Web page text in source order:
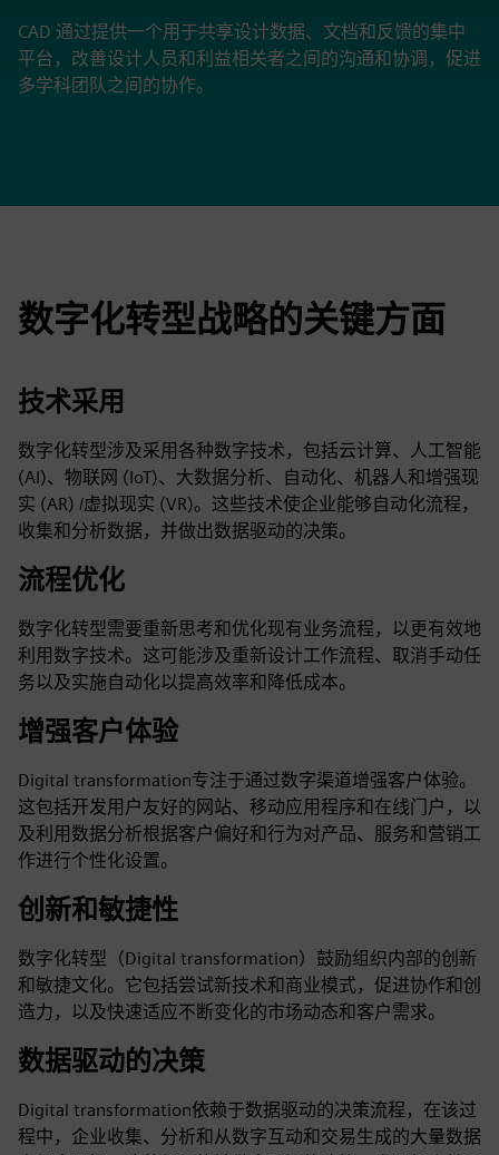
CAD 通过提供一个用于共享设计数据、文档和反馈的集中
平台，改善设计人员和利益相关者之间的沟通和协调，促进
多学科团队之间的协作。
数字化转型战略的关键方面
技术采用
数字化转型涉及采用各种数字技术，包括云计算、人工智能
(AI)、物联网 (IoT)、大数据分析、自动化、机器人和增强现
实 (AR) /虚拟现实 (VR)。这些技术使企业能够自动化流程，
收集和分析数据，并做出数据驱动的决策。
流程优化
数字化转型需要重新思考和优化现有业务流程，以更有效地
利用数字技术。这可能涉及重新设计工作流程、取消手动任
务以及实施自动化以提高效率和降低成本。
增强客户体验
Digital transformation专注于通过数字渠道增强客户体验。
这包括开发用户友好的网站、移动应用程序和在线门户，以
及利用数据分析根据客户偏好和行为对产品、服务和营销工
作进行个性化设置。
创新和敏捷性
数字化转型（Digital transformation）鼓励组织内部的创新
和敏捷文化。它包括尝试新技术和商业模式，促进协作和创
造力，以及快速适应不断变化的市场动态和客户需求。
数据驱动的决策
Digital transformation依赖于数据驱动的决策流程，在该过
程中，企业收集、分析和从数字互动和交易生成的大量数据